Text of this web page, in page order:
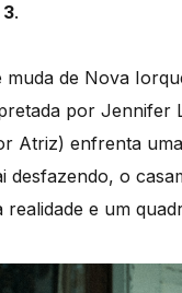
.
de Nova
por Jennifer
Atriz) enfrenta
desfazendo, o
e um